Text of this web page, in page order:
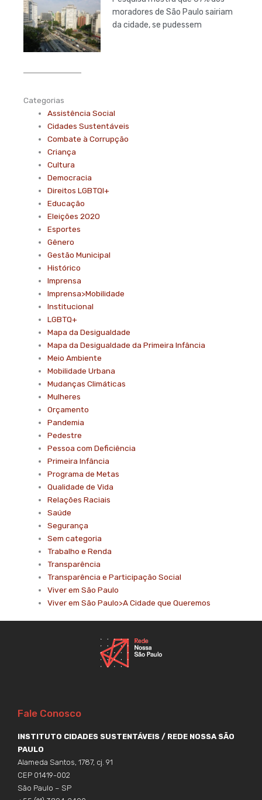
moradores de São Paulo sairiam
da cidade, se pudessem
Categorias
Assistência Social
Cidades Sustentáveis
Combate à Corrupção
Criança
Cultura
Democracia
Direitos LGBTQI+
Educação
Eleições 2020
Esportes
Gênero
Gestão Municipal
Histórico
Imprensa
Imprensa>Mobilidade
Institucional
LGBTQ+
Mapa da Desigualdade
Mapa da Desigualdade da Primeira Infância
Meio Ambiente
Mobilidade Urbana
Mudanças Climáticas
Mulheres
Orçamento
Pandemia
Pedestre
Pessoa com Deficiência
Primeira Infância
Programa de Metas
Qualidade de Vida
Relações Raciais
Saúde
Segurança
Sem categoria
Trabalho e Renda
Transparência
Transparência e Participação Social
Viver em São Paulo
Viver em São Paulo>A Cidade que Queremos
Fale Conosco
INSTITUTO CIDADES SUSTENTÁVEIS / REDE NOSSA SÃO
PAULO
Alameda Santos, 1787, cj. 91
CEP 01419-002
São Paulo – SP